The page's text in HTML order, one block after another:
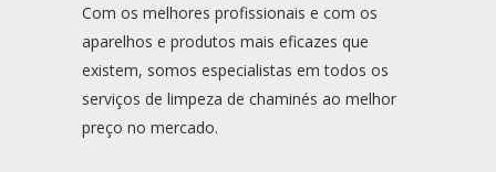
Com os melhores profissionais e com os
aparelhos e produtos mais eficazes que
existem, somos especialistas em todos os
serviços de limpeza de chaminés ao melhor
preço no mercado.